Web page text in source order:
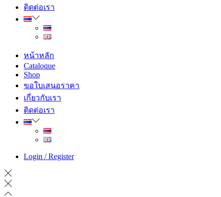
ติดต่อเรา
หน้าหลัก
Cataloque
Shop
ขอใบเสนอราคา
เกี่ยวกับเรา
ติดต่อเรา
Login / Register